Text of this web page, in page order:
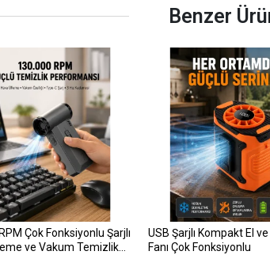
Benzer
Çok Fonksiyonlu Şarjlı
ve Vakum Temizlik
USB Şarjlı Kompakt El
Fanı Çok Fonksiyonlu